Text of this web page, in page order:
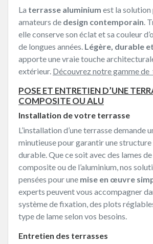
La terrasse aluminium est la
amateurs de design contemporain.
elle conserve son éclat et sa couleur
de longues années. Légère, durable
apporte une vraie touche
extérieur. Découvrez notre gamme de
POSE ET ENTRETIEN D’UNE
COMPOSITE OU ALU
Installation de votre terrasse
L’installation d’une terrasse demande
minutieuse pour garantir une
durable. Que ce soit avec des lames
composite ou de l’aluminium, nos
pensées pour une mise en œuvre
experts peuvent vous accompagner
système de fixation, des plots
type de lame selon vos besoins.
Entretien des terrasses